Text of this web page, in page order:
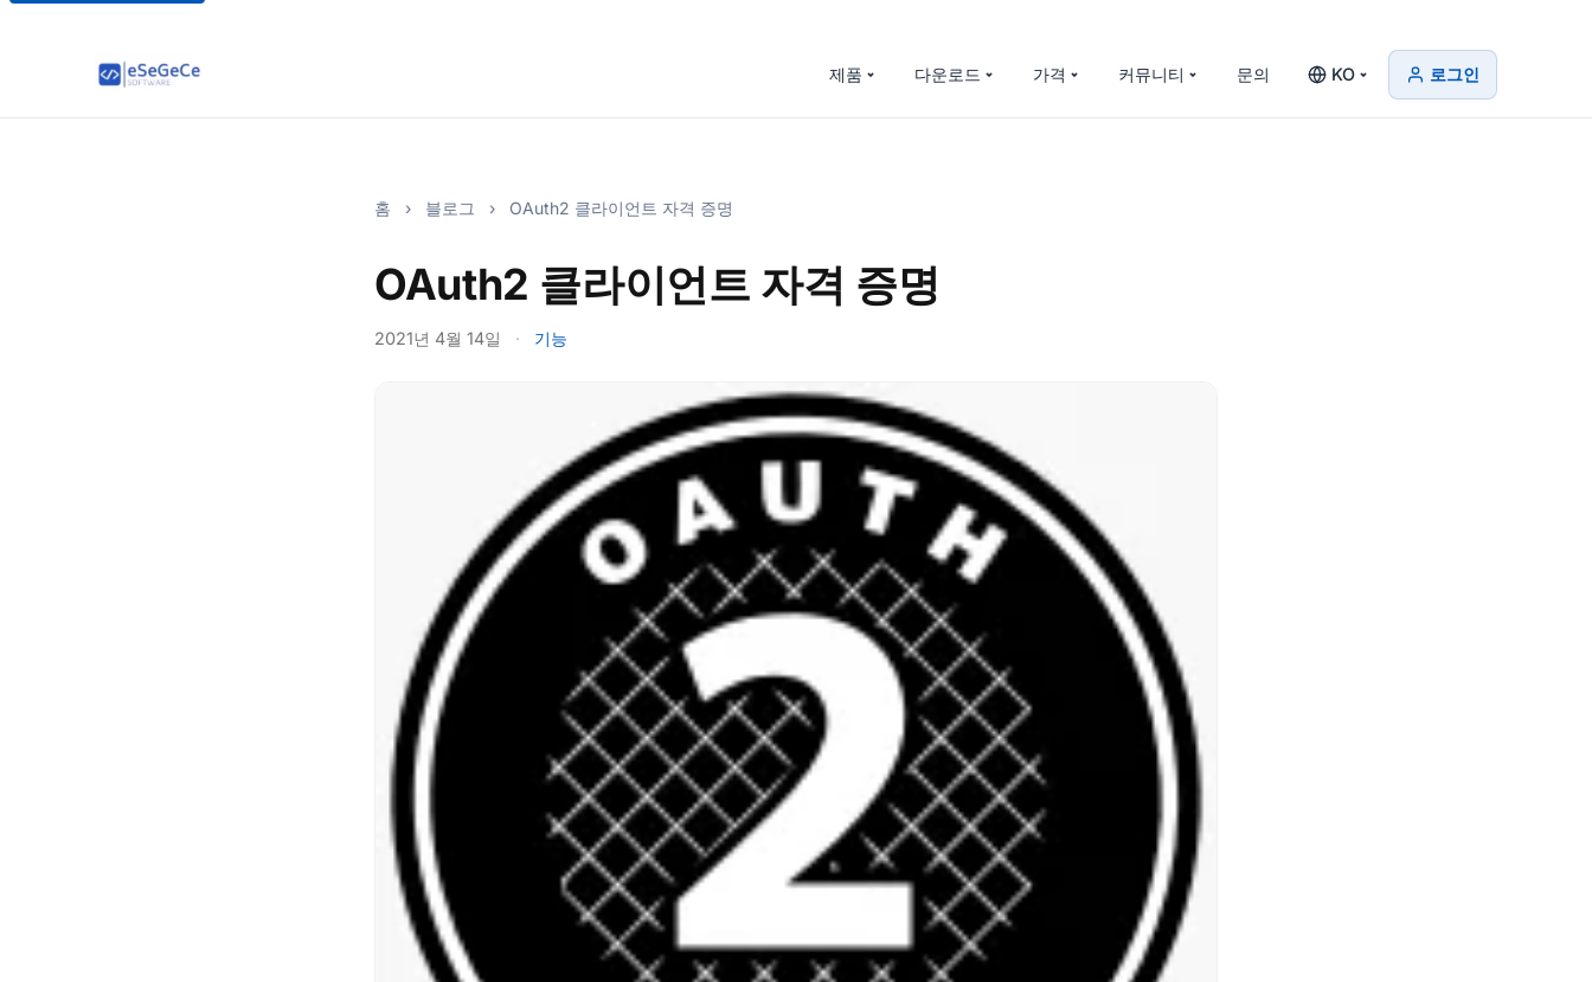
제품 다운로드 가격 커뮤니티 문의 KO 로그인
홈 › 블로그 › OAuth2 클라이언트 자격 증명
OAuth2 클라이언트 자격 증명
2021년 4월 14일 · 기능